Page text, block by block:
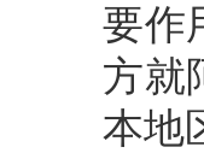
要作
方就
本地